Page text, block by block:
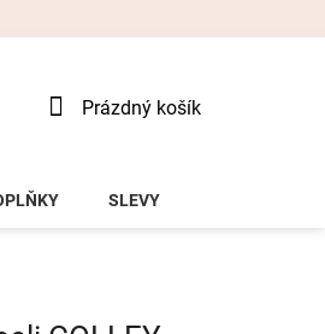
Nákupní
Prázdný košík
SLEVY